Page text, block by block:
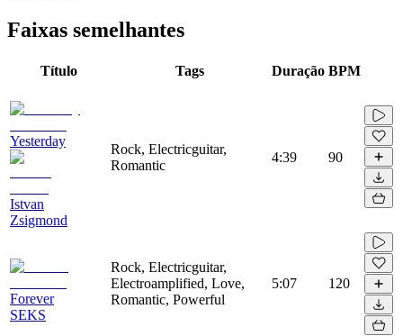
Faixas semelhantes
Título Tags Duração BPM
Yesterday
Istvan
Zsigmond
Rock, Electricguitar,
Romantic
4:39 90
Forever
SEKS
Rock, Electricguitar,
Electroamplified, Love,
Romantic, Powerful
5:07 120